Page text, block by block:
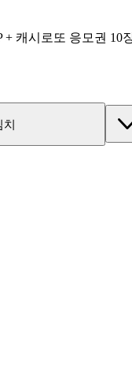
+ 캐시로또 응모권 10
치